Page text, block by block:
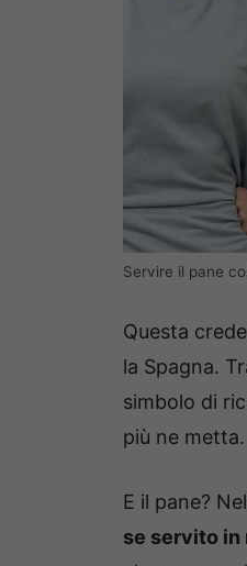
Servire il pane
Questa
la Spagna.
simbolo di
più ne metta.
E il pane?
se servito in